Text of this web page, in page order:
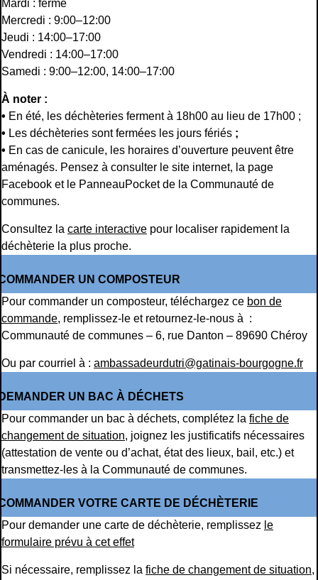
Mardi : fermé
Mercredi : 9:00–12:00
Jeudi : 14:00–17:00
Vendredi : 14:00–17:00
Samedi : 9:00–12:00, 14:00–17:00
À noter :
• En été, les déchèteries ferment à 18h00 au lieu de 17h00 ;
• Les déchèteries sont fermées les jours fériés ;
• En cas de canicule, les horaires d’ouverture peuvent être
aménagés. Pensez à consulter le site internet, la page
Facebook et le PanneauPocket de la Communauté de
communes.
Consultez la carte interactive pour localiser rapidement la
déchèterie la plus proche.
UN COMPOSTEUR
Pour commander un composteur, téléchargez ce bon de
commande, remplissez-le et retournez-le-nous à :
Communauté de communes – 6, rue Danton – 89690 Chéroy
Ou par courriel à : ambassadeurdutri@gatinais-bourgogne.fr
UN BAC À DÉCHETS
Pour commander un bac à déchets, complétez la fiche de
changement de situation, joignez les justificatifs nécessaires
(attestation de vente ou d’achat, état des lieux, bail, etc.) et
transmettez-les à la Communauté de communes.
VOTRE CARTE DE DÉCHÈTERIE
Pour demander une carte de déchèterie, remplissez le
formulaire prévu à cet effet
Si nécessaire, remplissez la fiche de changement de situation,